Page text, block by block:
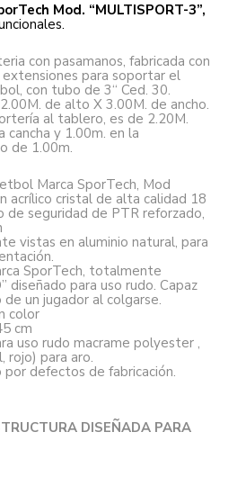
Mod. “MULTISPORT-3”,
con pasamanos, fabricada con
extensiones para soportar el
con tubo de 3“ Ced. 30.
de alto X 3.00M. de ancho.
al tablero, es de 2.20M.
cancha y 1.00m. en la
de 1.00m.
Marca SporTech, Mod
acrílico cristal de alta calidad 18
de seguridad de PTR reforzado,
vistas en aluminio natural, para
SporTech, totalmente
diseñado para uso rudo. Capaz
un jugador al colgarse.
color
cm
uso rudo macrame polyester ,
rojo) para aro.
defectos de fabricación.
DISEÑADA PARA